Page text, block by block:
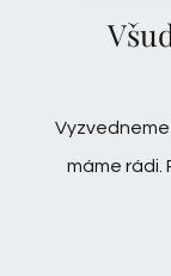
máme rádi.